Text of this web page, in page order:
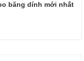
băng dính mới nhất